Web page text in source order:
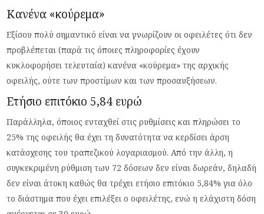
Κανένα «κούρεμα»
Εξίσου πολύ σημαντικό είναι να γνωρίζουν οι οφειλέτες ότι δεν
προβλέπεται (παρά τις όποιες πληροφορίες έχουν
κυκλοφορήσει τελευταία) κανένα «κούρεμα» της αρχικής
οφειλής, ούτε των προστίμων και των προσαυξήσεων.
Ετήσιο επιτόκιο 5,84 ευρώ
Παράλληλα, όποιος ενταχθεί στις ρυθμίσεις και πληρώσει το
25% της οφειλής θα έχει τη δυνατότητα να κερδίσει άρση
κατάσχεσης του τραπεζικού λογαριασμού. Από την άλλη, η
συγκεκριμένη ρύθμιση των 72 δόσεων δεν είναι δωρεάν, δηλαδή
δεν είναι άτοκη καθώς θα τρέχει ετήσιο επιτόκιο 5,84% για όλο
το διάστημα που έχει επιλέξει ο οφειλέτης, ενώ η ελάχιστη δόση